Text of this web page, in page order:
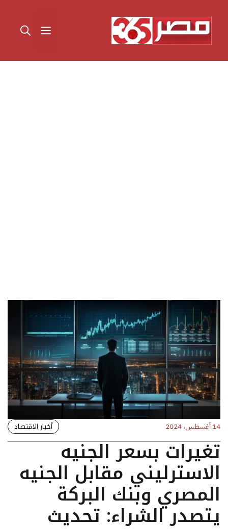
المحتوى القائمة
14 أغسطس، 2024 أخبار الاقتصاد
تغيرات بسعر الجنيه
الاسترليني مقابل الجنيه
المصري وبنك البركة
يتصدر الشراء: تحديث